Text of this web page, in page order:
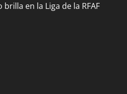
en la Liga de la RFAF